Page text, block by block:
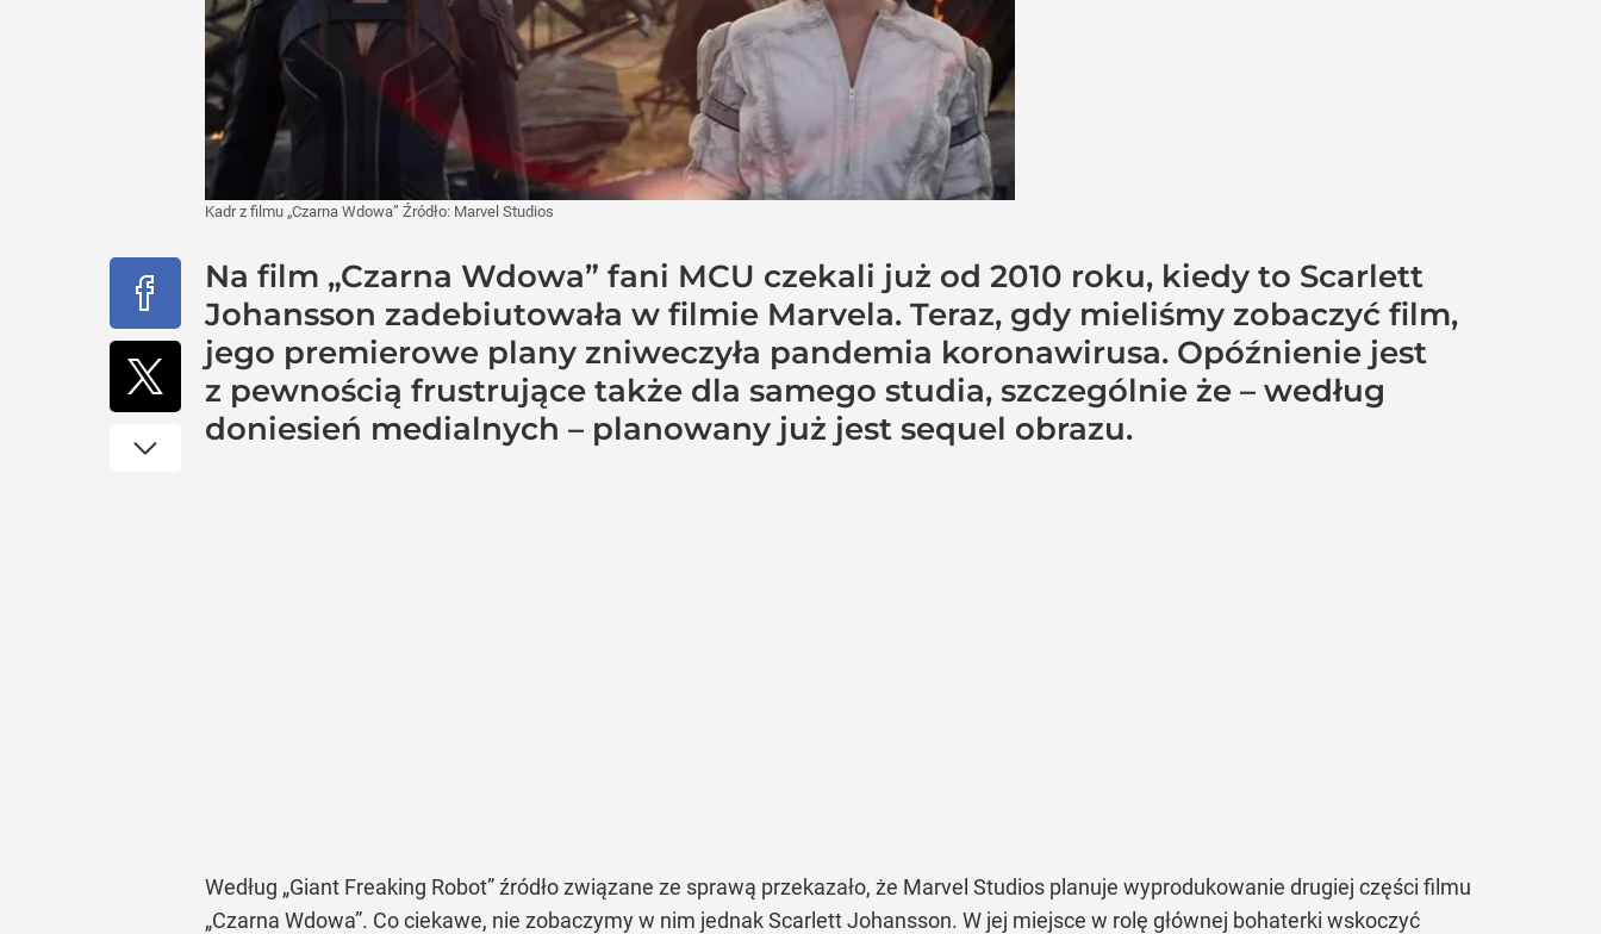
Kadr z filmu „Czarna Wdowa” Źródło: Marvel Studios
Na film „Czarna Wdowa” fani MCU czekali już od 2010 roku, kiedy to Scarlett
Johansson zadebiutowała w filmie Marvela. Teraz, gdy mieliśmy zobaczyć film,
jego premierowe plany zniweczyła pandemia koronawirusa. Opóźnienie jest
z pewnością frustrujące także dla samego studia, szczególnie że – według
doniesień medialnych – planowany już jest sequel obrazu.
Według „Giant Freaking Robot”źródło związane ze sprawą przekazało, że Marvel Studios planuje wyprodukowanie drugiej części filmu
„Czarna Wdowa”. Co ciekawe, nie zobaczymy w nim jednak Scarlett Johansson. W jej miejsce w rolę głównej bohaterki wskoczyć